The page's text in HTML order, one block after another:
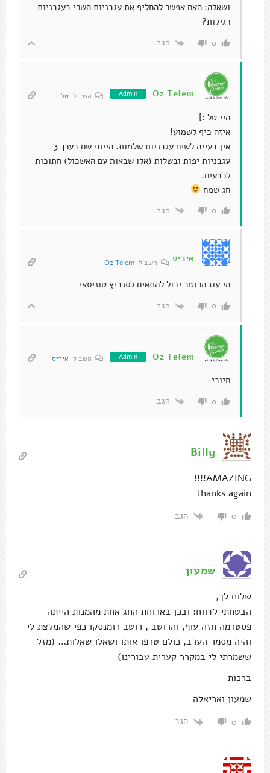
ושאלה: האם אפשר להחליף את עגבניות השרי בעגבניות
רגילות?
0 הגב
Oz Telem
Admin השב ל טל
היי טל :]
איזה כיף לשמוע!
אין בעייה לשים עגבניות שלמות. הייתי שם בערך 3
עגבניות יפות ובשלות (אלו שבאות עם האשכול) חתוכות
לרבעים.
חג שמח
0 הגב
איריס השב לOz Telem
הי עוז הרוטב יכול להתאים לסנביץ טוניסאי
0 הגב
Oz Telem
Admin השב ל איריס
חיובי
0 הגב
Billy
AMAZING!!!!
thanks again
0 הגב
שמעון
שלום לך,
הבטחתי לדווח: ובכן בארוחת החג אחת מהמנות הייתה
פסטרמה חזה עוף, והרוטב , רוטב רומנסקו כפי שהמלצת לי
והיה מסמר הערב, כולם טרפו אותו ושאלו שאלות… (מזל
ששמרתי לי במקרר קערית עבורינו)
ברכות
שמעון ואריאלה
0 הגב